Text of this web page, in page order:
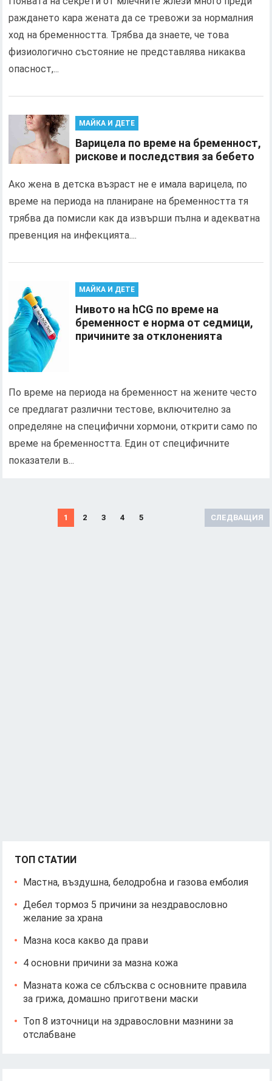
раждането кара жената да се тревожи за нормалния
ход на бременността. Трябва да знаете, че това
физиологично състояние не представлява никаква
опасност,...
МАЙКА И ДЕТЕ
Варицела по време на бременност,
рискове и последствия за бебето
Ако жена в детска възраст не е имала варицела, по
време на периода на планиране на бременността тя
трябва да помисли как да извърши пълна и адекватна
превенция на инфекцията....
МАЙКА И ДЕТЕ
Нивото на hCG по време на
бременност е норма от седмици,
причините за отклоненията
По време на периода на бременност на жените често
се предлагат различни тестове, включително за
определяне на специфични хормони, открити само по
време на бременността. Един от специфичните
показатели в...
1 2 3 4 5 СЛЕДВАЩИЯ
ТОП СТАТИИ
Мастна, въздушна, белодробна и газова емболия
Дебел тормоз 5 причини за нездравословно
желание за храна
Мазна коса какво да прави
4 основни причини за мазна кожа
Мазната кожа се сблъсква с основните правила
за грижа, домашно приготвени маски
Топ 8 източници на здравословни мазнини за
отслабване